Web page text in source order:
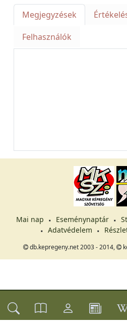
Megjegyzések
Felhasználók
Mai nap Eseménynaptár
Adatvédelem
db.kepregeny.net 2003 - 2014,